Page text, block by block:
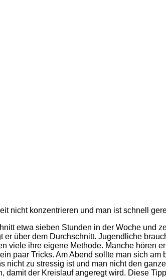
nicht konzentrieren und man ist schnell
etwa sieben Stunden in der Woche und
über dem Durchschnitt. Jugendliche
viele ihre eigene Methode. Manche hören
paar Tricks. Am Abend sollte man sich
zu stressig ist und man nicht den
der Kreislauf angeregt wird. Diese